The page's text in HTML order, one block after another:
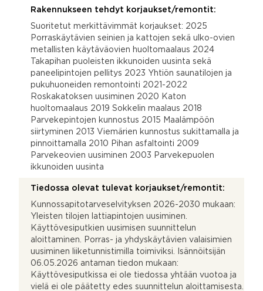
Rakennukseen tehdyt korjaukset/remontit:
Suoritetut merkittävimmät korjaukset: 2025
Porraskäytävien seinien ja kattojen sekä ulko-ovien
metallisten käytäväovien huoltomaalaus 2024
Takapihan puoleisten ikkunoiden uusinta sekä
paneelipintojen pellitys 2023 Yhtiön saunatilojen ja
pukuhuoneiden remontointi 2021-2022
Roskakatoksen uusiminen 2020 Katon
huoltomaalaus 2019 Sokkelin maalaus 2018
Parvekepintojen kunnostus 2015 Maalämpöön
siirtyminen 2013 Viemärien kunnostus sukittamalla ja
pinnoittamalla 2010 Pihan asfaltointi 2009
Parvekeovien uusiminen 2003 Parvekepuolen
ikkunoiden uusinta
Tiedossa olevat tulevat korjaukset/remontit:
Kunnossapitotarveselvityksen 2026-2030 mukaan:
Yleisten tilojen lattiapintojen uusiminen.
Käyttövesiputkien uusimisen suunnittelun
aloittaminen. Porras- ja yhdyskäytävien valaisimien
uusiminen liiketunnistimilla toimiviksi. Isännöitsijän
06.05.2026 antaman tiedon mukaan:
Käyttövesiputkissa ei ole tiedossa yhtään vuotoa ja
vielä ei ole päätetty edes suunnittelun aloittamisesta.